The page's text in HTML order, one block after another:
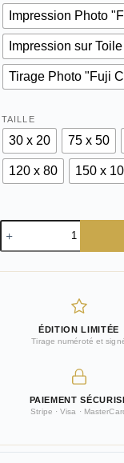
Impression Photo
Impression sur
Tirage Photo "Fuji
TAILLE
30 x 20 75 x 50
120 x 80 150 x
quantité
de
PHOTOGRAPHIE
ÉLÉGANCE
ÉDITION LIMITÉE
Tirage numéroté et
PAIEMENT
Stripe · Visa ·